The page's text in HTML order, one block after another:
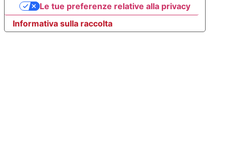
Informativa sulla raccolta
Le tue preferenze relative alla privacy